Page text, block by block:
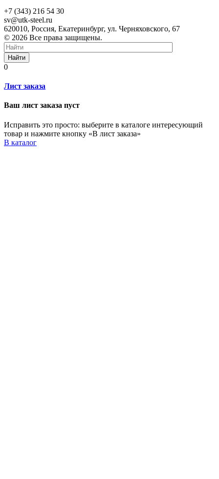
+7 (343) 216 54 30
sv@utk-steel.ru
620010, Россия, Екатеринбург, ул. Черняховского, 67
© 2026 Все права защищены.
Найти
0
Лист заказа
Ваш лист заказа пуст
Исправить это просто: выберите в каталоге интересующий
товар и нажмите кнопку «В лист заказа»
В каталог